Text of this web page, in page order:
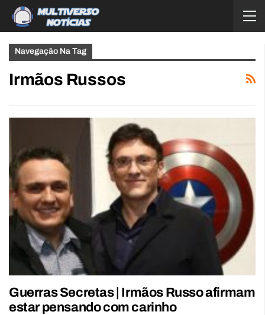
Navegação Na Tag
Irmãos Russos
Guerras Secretas | Irmãos Russo afirmam
estar pensando com carinho